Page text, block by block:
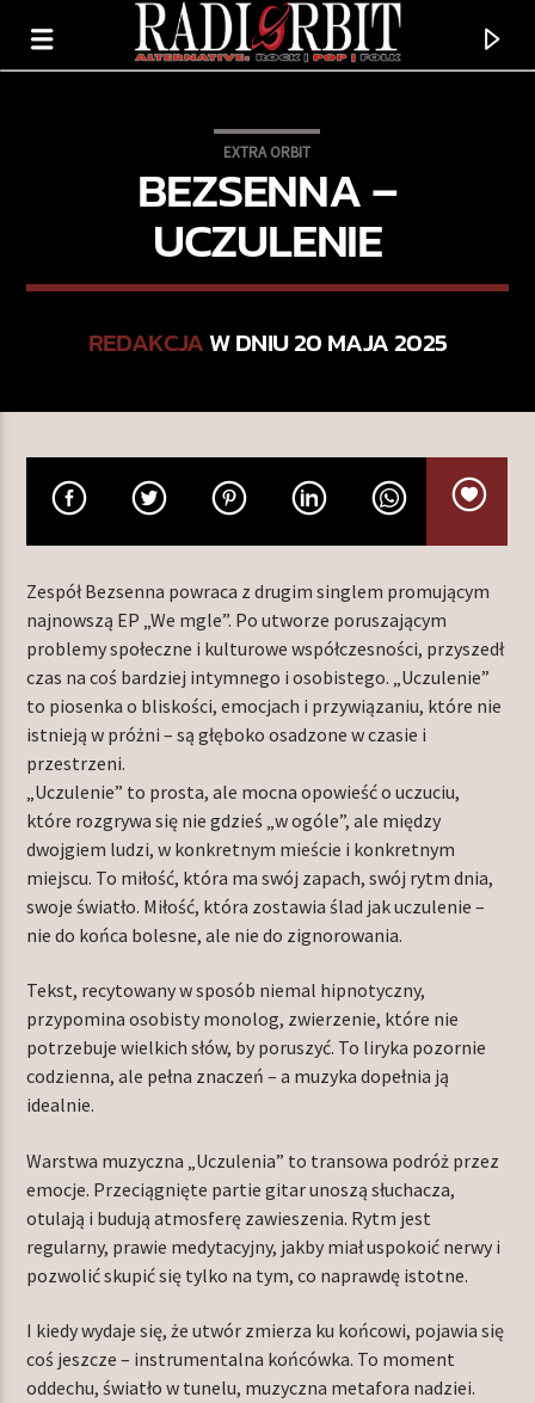
THE BAD IN EACH OTHER
FEIST
TERAZ W RAMÓWCE
LIGHT ORBIT WEEKEND
18:00 20:00
NASTĘPNIE W RAMÓWCE
Z ARCHIWUM RADIA ORBIT
20:00 22:00
EXTRA ORBIT
BEZSENNA –
UCZULENIE
REDAKCJAW DNIU 20 MAJA 2025
Zespół Bezsenna powraca z drugim singlem promującym
najnowszą EP „We mgle”. Po utworze poruszającym
problemy społeczne i kulturowe współczesności, przyszedł
czas na coś bardziej intymnego i osobistego. „Uczulenie”
to piosenka o bliskości, emocjach i przywiązaniu, które nie
istnieją w próżni – są głęboko osadzone w czasie i
przestrzeni.
„Uczulenie” to prosta, ale mocna opowieść o uczuciu,
które rozgrywa się nie gdzieś „w ogóle”, ale między
dwojgiem ludzi, w konkretnym mieście i konkretnym
miejscu. To miłość, która ma swój zapach, swój rytm dnia,
swoje światło. Miłość, która zostawia ślad jak uczulenie –
nie do końca bolesne, ale nie do zignorowania.
Tekst, recytowany w sposób niemal hipnotyczny,
przypomina osobisty monolog, zwierzenie, które nie
potrzebuje wielkich słów, by poruszyć. To liryka pozornie
codzienna, ale pełna znaczeń – a muzyka dopełnia ją
idealnie.
Warstwa muzyczna „Uczulenia” to transowa podróż przez
emocje. Przeciągnięte partie gitar unoszą słuchacza,
otulają i budują atmosferę zawieszenia. Rytm jest
regularny, prawie medytacyjny, jakby miał uspokoić nerwy i
pozwolić skupić się tylko na tym, co naprawdę istotne.
I kiedy wydaje się, że utwór zmierza ku końcowi, pojawia się
coś jeszcze – instrumentalna końcówka. To moment
oddechu, światło w tunelu, muzyczna metafora nadziei.